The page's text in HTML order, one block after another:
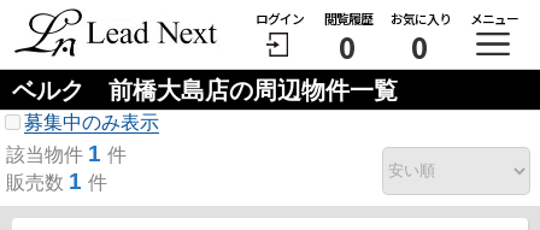
ログイン 閲覧履歴
0
お気に入り
0
メニュー
ベルク 前橋大島店の周辺物件一覧
募集中のみ表示
該当物件 1 件
販売数 1 件